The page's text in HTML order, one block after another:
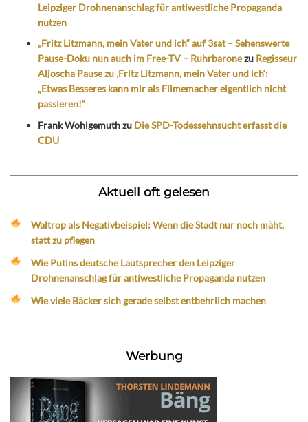
Leipziger Drohnenanschlag für antiwestliche Propaganda
nutzen
„Fritz Litzmann, mein Vater und ich“ auf 3sat – Sehenswerte
Pause-Doku nun auch im Free-TV – Ruhrbaronezu Regisseur
Aljoscha Pause zu ‚Fritz Litzmann, mein Vater und ich‘:
„Etwas Besseres kann mir als Filmemacher eigentlich nicht
passieren!“
Frank Wohlgemuthzu Die SPD-Todessehnsucht erfasst die
CDU
Aktuell oft gelesen
Waltrop als Negativbeispiel: Wenn die Stadt nur noch mäht,
statt zu pflegen
Wie Putins deutsche Lautsprecher den Leipziger
Drohnenanschlag für antiwestliche Propaganda nutzen
Wie viele Bäcker sich gerade selbst entbehrlich machen
Werbung